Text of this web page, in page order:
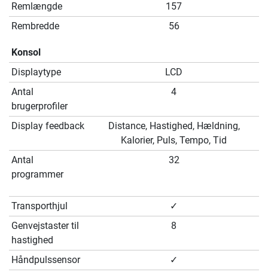
Remlængde
157
Rembredde
56
Konsol
Displaytype
LCD
Antal
brugerprofiler
4
Display feedback
Distance, Hastighed, Hældning,
Kalorier, Puls, Tempo, Tid
Antal
programmer
32
Transporthjul
✓
Genvejstaster til
hastighed
8
Håndpulssensor
✓